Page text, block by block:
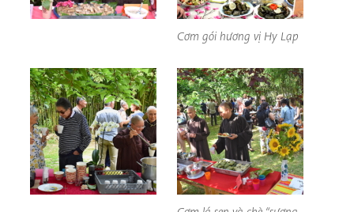
Cơm gói hương vị Hy Lạp